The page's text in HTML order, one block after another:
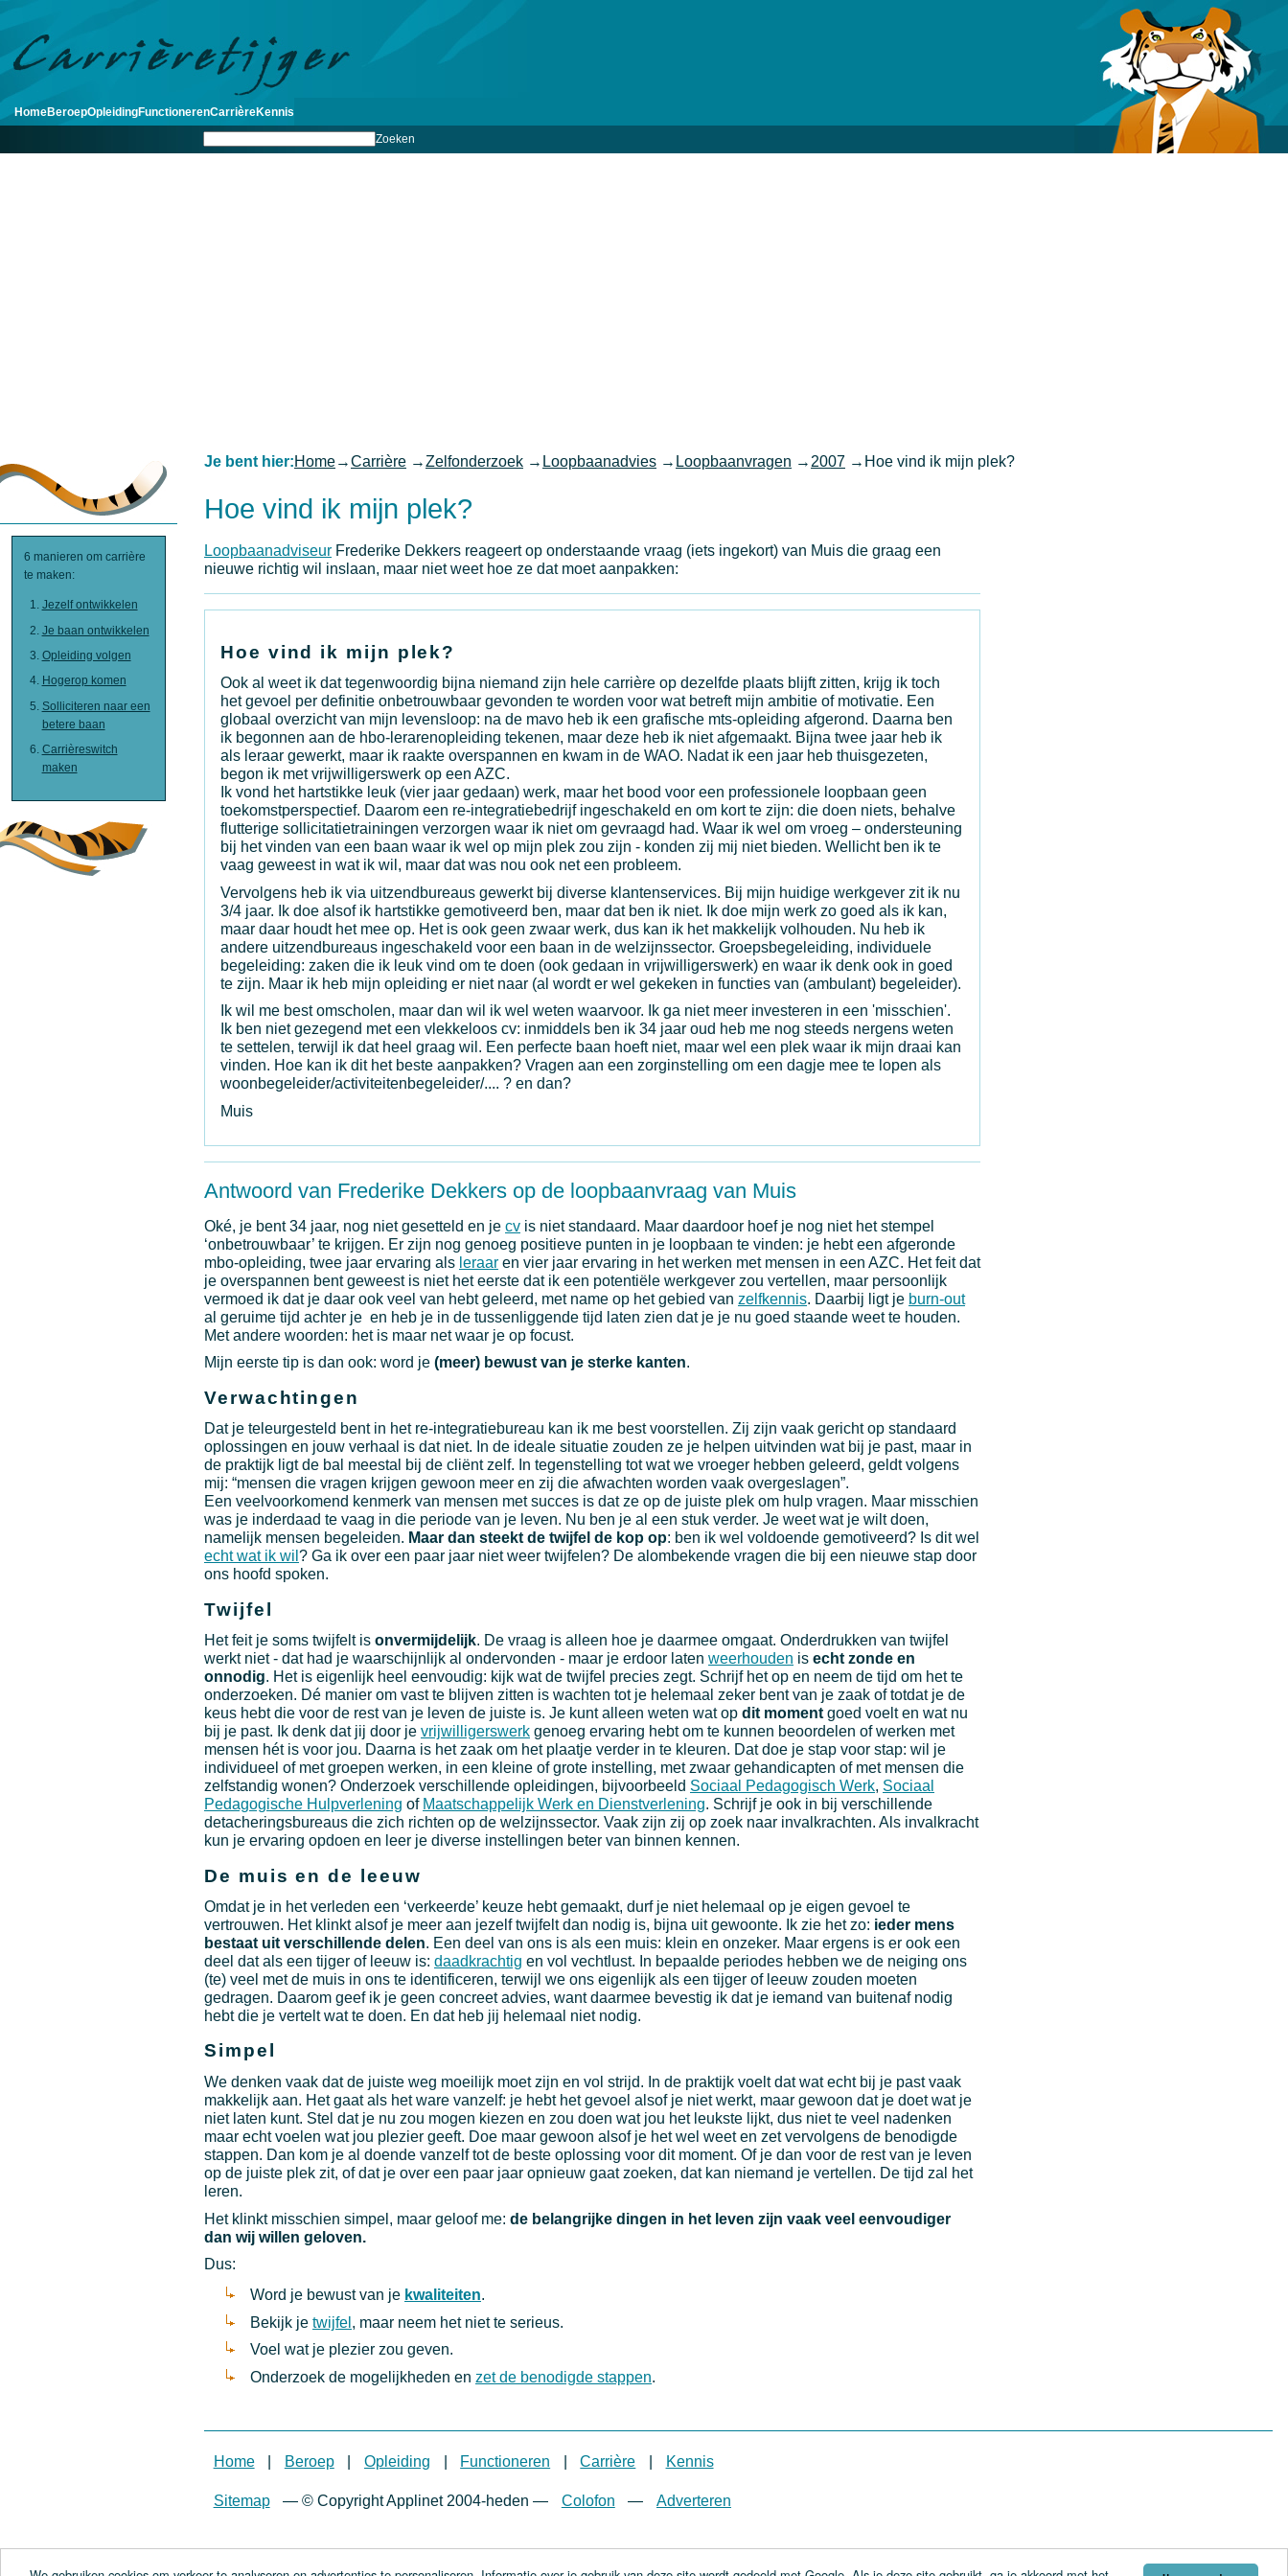
HomeBeroepOpleidingFunctionerenCarrièreKennis
Zoeken
Hoe vind ik mijn plek?
Loopbaanadviseur Frederike Dekkers reageert op onderstaande vraag (iets ingekort) van Muis die graag een
nieuwe richtig wil inslaan, maar niet weet hoe ze dat moet aanpakken:
Hoe vind ik mijn plek?
Ook al weet ik dat tegenwoordig bijna niemand zijn hele carrière op dezelfde plaats blijft zitten, krijg ik toch
het gevoel per definitie onbetrouwbaar gevonden te worden voor wat betreft mijn ambitie of motivatie. Een
globaal overzicht van mijn levensloop: na de mavo heb ik een grafische mts-opleiding afgerond. Daarna ben
ik begonnen aan de hbo-lerarenopleiding tekenen, maar deze heb ik niet afgemaakt. Bijna twee jaar heb ik
als leraar gewerkt, maar ik raakte overspannen en kwam in de WAO. Nadat ik een jaar heb thuisgezeten,
begon ik met vrijwilligerswerk op een AZC.
Ik vond het hartstikke leuk (vier jaar gedaan) werk, maar het bood voor een professionele loopbaan geen
toekomstperspectief. Daarom een re-integratiebedrijf ingeschakeld en om kort te zijn: die doen niets, behalve
flutterige sollicitatietrainingen verzorgen waar ik niet om gevraagd had. Waar ik wel om vroeg – ondersteuning
bij het vinden van een baan waar ik wel op mijn plek zou zijn - konden zij mij niet bieden. Wellicht ben ik te
vaag geweest in wat ik wil, maar dat was nou ook net een probleem.
Vervolgens heb ik via uitzendbureaus gewerkt bij diverse klantenservices. Bij mijn huidige werkgever zit ik nu
3/4 jaar. Ik doe alsof ik hartstikke gemotiveerd ben, maar dat ben ik niet. Ik doe mijn werk zo goed als ik kan,
maar daar houdt het mee op. Het is ook geen zwaar werk, dus kan ik het makkelijk volhouden. Nu heb ik
andere uitzendbureaus ingeschakeld voor een baan in de welzijnssector. Groepsbegeleiding, individuele
begeleiding: zaken die ik leuk vind om te doen (ook gedaan in vrijwilligerswerk) en waar ik denk ook in goed
te zijn. Maar ik heb mijn opleiding er niet naar (al wordt er wel gekeken in functies van (ambulant) begeleider).
Ik wil me best omscholen, maar dan wil ik wel weten waarvoor. Ik ga niet meer investeren in een 'misschien'.
Ik ben niet gezegend met een vlekkeloos cv: inmiddels ben ik 34 jaar oud heb me nog steeds nergens weten
te settelen, terwijl ik dat heel graag wil. Een perfecte baan hoeft niet, maar wel een plek waar ik mijn draai kan
vinden. Hoe kan ik dit het beste aanpakken? Vragen aan een zorginstelling om een dagje mee te lopen als
woonbegeleider/activiteitenbegeleider/.... ? en dan?
Muis
Antwoord van Frederike Dekkers op de loopbaanvraag van Muis
Oké, je bent 34 jaar, nog niet gesetteld en je cv is niet standaard. Maar daardoor hoef je nog niet het stempel
‘onbetrouwbaar’ te krijgen. Er zijn nog genoeg positieve punten in je loopbaan te vinden: je hebt een afgeronde
mbo-opleiding, twee jaar ervaring als leraar en vier jaar ervaring in het werken met mensen in een AZC. Het feit dat
je overspannen bent geweest is niet het eerste dat ik een potentiële werkgever zou vertellen, maar persoonlijk
vermoed ik dat je daar ook veel van hebt geleerd, met name op het gebied van zelfkennis. Daarbij ligt je burn-out
al geruime tijd achter je en heb je in de tussenliggende tijd laten zien dat je je nu goed staande weet te houden.
Met andere woorden: het is maar net waar je op focust.
Mijn eerste tip is dan ook: word je (meer) bewust van je sterke kanten.
Verwachtingen
Dat je teleurgesteld bent in het re-integratiebureau kan ik me best voorstellen. Zij zijn vaak gericht op standaard
oplossingen en jouw verhaal is dat niet. In de ideale situatie zouden ze je helpen uitvinden wat bij je past, maar in
de praktijk ligt de bal meestal bij de cliënt zelf. In tegenstelling tot wat we vroeger hebben geleerd, geldt volgens
mij: “mensen die vragen krijgen gewoon meer en zij die afwachten worden vaak overgeslagen”.
Een veelvoorkomend kenmerk van mensen met succes is dat ze op de juiste plek om hulp vragen. Maar misschien
was je inderdaad te vaag in die periode van je leven. Nu ben je al een stuk verder. Je weet wat je wilt doen,
namelijk mensen begeleiden. Maar dan steekt de twijfel de kop op: ben ik wel voldoende gemotiveerd? Is dit wel
echt wat ik wil ? Ga ik over een paar jaar niet weer twijfelen? De alombekende vragen die bij een nieuwe stap door
ons hoofd spoken.
Twijfel
Het feit je soms twijfelt is onvermijdelijk. De vraag is alleen hoe je daarmee omgaat. Onderdrukken van twijfel
werkt niet - dat had je waarschijnlijk al ondervonden - maar je erdoor laten weerhouden is echt zonde en
onnodig. Het is eigenlijk heel eenvoudig: kijk wat de twijfel precies zegt. Schrijf het op en neem de tijd om het te
onderzoeken. Dé manier om vast te blijven zitten is wachten tot je helemaal zeker bent van je zaak of totdat je de
keus hebt die voor de rest van je leven de juiste is. Je kunt alleen weten wat op dit moment goed voelt en wat nu
bij je past. Ik denk dat jij door je vrijwilligerswerk genoeg ervaring hebt om te kunnen beoordelen of werken met
mensen hét is voor jou. Daarna is het zaak om het plaatje verder in te kleuren. Dat doe je stap voor stap: wil je
individueel of met groepen werken, in een kleine of grote instelling, met zwaar gehandicapten of met mensen die
zelfstandig wonen? Onderzoek verschillende opleidingen, bijvoorbeeld Sociaal Pedagogisch Werk, Sociaal
Pedagogische Hulpverlening of Maatschappelijk Werk en Dienstverlening. Schrijf je ook in bij verschillende
detacheringsbureaus die zich richten op de welzijnssector. Vaak zijn zij op zoek naar invalkrachten. Als invalkracht
kun je ervaring opdoen en leer je diverse instellingen beter van binnen kennen.
De muis en de leeuw
Omdat je in het verleden een ‘verkeerde’ keuze hebt gemaakt, durf je niet helemaal op je eigen gevoel te
vertrouwen. Het klinkt alsof je meer aan jezelf twijfelt dan nodig is, bijna uit gewoonte. Ik zie het zo: ieder mens
bestaat uit verschillende delen. Een deel van ons is als een muis: klein en onzeker. Maar ergens is er ook een
deel dat als een tijger of leeuw is: daadkrachtig en vol vechtlust. In bepaalde periodes hebben we de neiging ons
(te) veel met de muis in ons te identificeren, terwijl we ons eigenlijk als een tijger of leeuw zouden moeten
gedragen. Daarom geef ik je geen concreet advies, want daarmee bevestig ik dat je iemand van buitenaf nodig
hebt die je vertelt wat te doen. En dat heb jij helemaal niet nodig.
Simpel
We denken vaak dat de juiste weg moeilijk moet zijn en vol strijd. In de praktijk voelt dat wat echt bij je past vaak
makkelijk aan. Het gaat als het ware vanzelf: je hebt het gevoel alsof je niet werkt, maar gewoon dat je doet wat je
niet laten kunt. Stel dat je nu zou mogen kiezen en zou doen wat jou het leukste lijkt, dus niet te veel nadenken
maar echt voelen wat jou plezier geeft. Doe maar gewoon alsof je het wel weet en zet vervolgens de benodigde
stappen. Dan kom je al doende vanzelf tot de beste oplossing voor dit moment. Of je dan voor de rest van je leven
op de juiste plek zit, of dat je over een paar jaar opnieuw gaat zoeken, dat kan niemand je vertellen. De tijd zal het
leren.
Het klinkt misschien simpel, maar geloof me: de belangrijke dingen in het leven zijn vaak veel eenvoudiger
dan wij willen geloven.
Dus:
Word je bewust van je kwaliteiten.
Bekijk je twijfel , maar neem het niet te serieus.
Voel wat je plezier zou geven.
Onderzoek de mogelijkheden en zet de benodigde stappen.
Je bent hier:Home→Carrière →Zelfonderzoek → Loopbaanadvies → Loopbaanvragen → 2007 → Hoe vind ik mijn plek?
6 manieren om carrière
te maken:
Jezelf ontwikkelen
Je baan ontwikkelen
Opleiding volgen
Hogerop komen
Solliciteren naar een
betere baan
Carrièreswitch
maken
Home Beroep Opleiding Functioneren Carrière Kennis
Sitemap —© Copyright Applinet 2004-heden— Colofon — Adverteren